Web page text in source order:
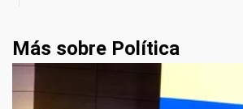
Más sobre Política